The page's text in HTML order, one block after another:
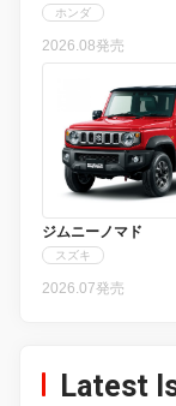
ホンダ
2026.08発売
ジムニーノマド
スズキ
2026.07発売
Latest